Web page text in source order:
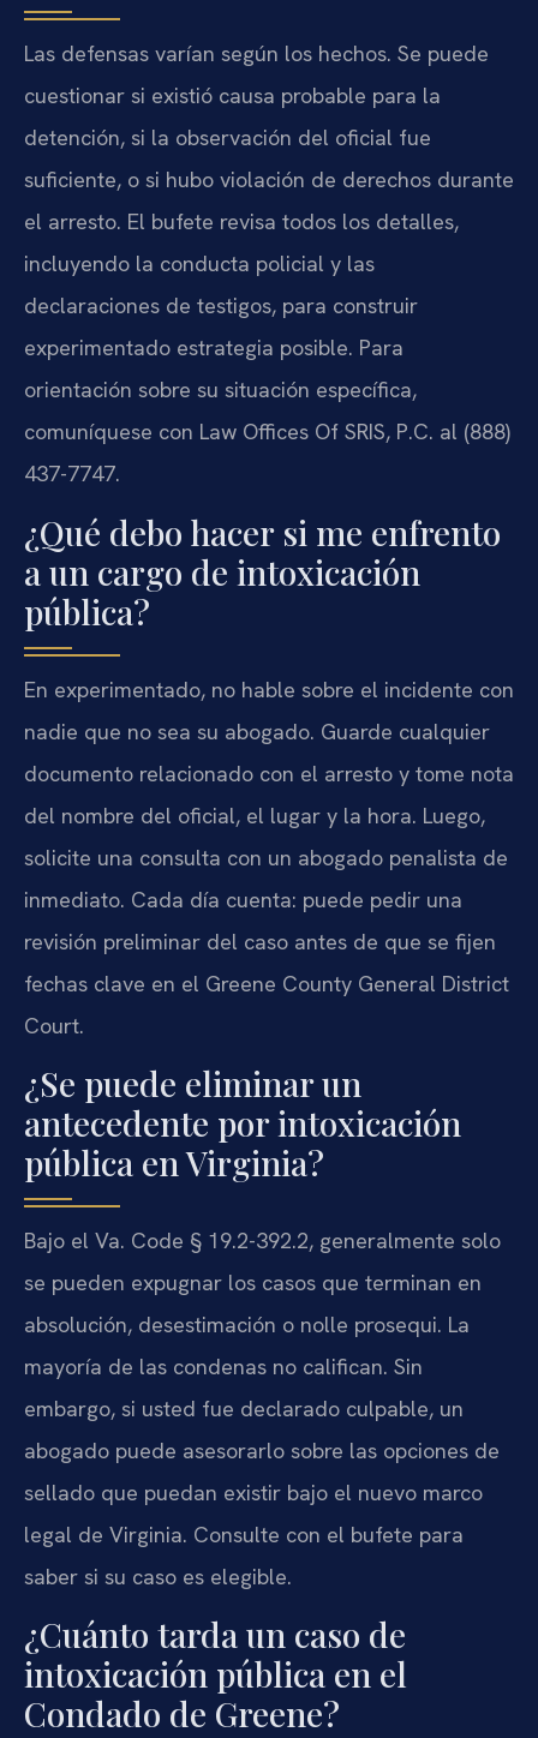
Las defensas varían según los hechos. Se puede
cuestionar si existió causa probable para la
detención, si la observación del oficial fue
suficiente, o si hubo violación de derechos durante
el arresto. El bufete revisa todos los detalles,
incluyendo la conducta policial y las
declaraciones de testigos, para construir
experimentado estrategia posible. Para
orientación sobre su situación específica,
comuníquese con Law Offices Of SRIS, P.C. al (888)
437-7747.
¿Qué debo hacer si me enfrento
a un cargo de intoxicación
pública?
En experimentado, no hable sobre el incidente con
nadie que no sea su abogado. Guarde cualquier
documento relacionado con el arresto y tome nota
del nombre del oficial, el lugar y la hora. Luego,
solicite una consulta con un abogado penalista de
inmediato. Cada día cuenta: puede pedir una
revisión preliminar del caso antes de que se fijen
fechas clave en el Greene County General District
Court.
¿Se puede eliminar un
antecedente por intoxicación
pública en Virginia?
Bajo el Va. Code § 19.2-392.2, generalmente solo
se pueden expugnar los casos que terminan en
absolución, desestimación o nolle prosequi. La
mayoría de las condenas no califican. Sin
embargo, si usted fue declarado culpable, un
abogado puede asesorarlo sobre las opciones de
sellado que puedan existir bajo el nuevo marco
legal de Virginia. Consulte con el bufete para
saber si su caso es elegible.
¿Cuánto tarda un caso de
intoxicación pública en el
Condado de Greene?